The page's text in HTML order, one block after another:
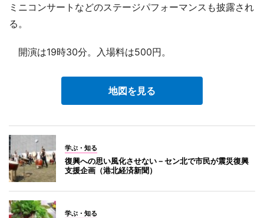
ミニコンサートなどのステージパフォーマンスも披露され
る。
開演は19時30分。入場料は500円。
地図を見る
学ぶ・知る
復興への思い風化させない－セン北で市民が震災復興
支援企画（港北経済新聞）
学ぶ・知る